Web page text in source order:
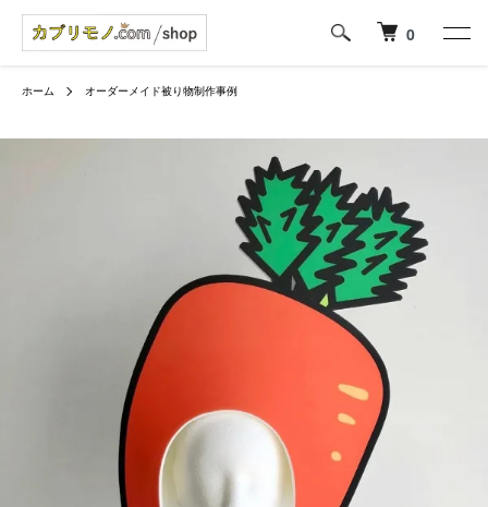
0
ホーム オーダーメイド被り物制作事例